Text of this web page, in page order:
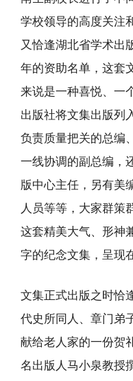
学校领导的高度关注
又恰逢湖北省学术出
年的资助名单，这套
来说是一种喜悦、一
出版社将文集出版列
负责质量把关的总编
一线协调的副总编，
版中心主任，另有美
人员等等，大家群策
这套精美大气、形神
字的纪念文集，呈现
文集正式出版之时恰
代史所同人、章门弟
献给老人家的一份贺
名出版人马小泉教授